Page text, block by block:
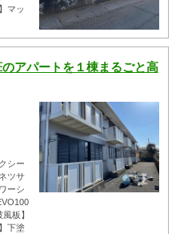
マッ
アパートを１棟まるごと高
シー
ツサ
ーシ
板】
下塗